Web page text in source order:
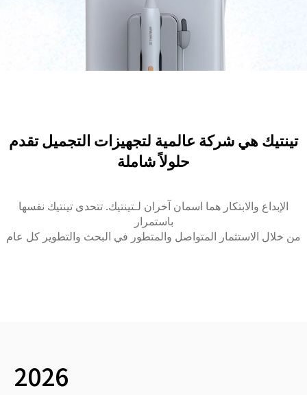
تينتيك هي شركة عالمية لتجهيزات التجميل تقدم
حلولاً شاملة
الإبداع والابتكار هما اسمان آخران لـتينتيك. تتحدى تينتيك نفسها
باستمرار
من خلال الاستثمار المتواصل والمتطور في البحث والتطوير كل عام
2026